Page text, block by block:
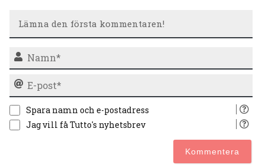
Spara namn och e-postadress
Jag vill få Tutto's nyhetsbrev